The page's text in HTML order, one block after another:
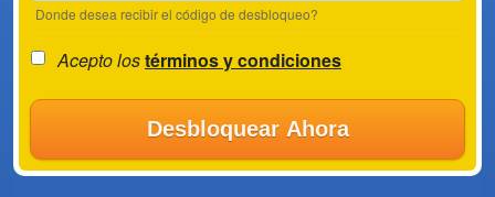
Donde desea recibir el código de desbloqueo?
Acepto lostérminos y condiciones
Desbloquear Ahora